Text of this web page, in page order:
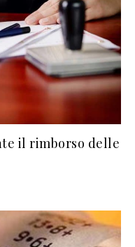
il rimborso delle